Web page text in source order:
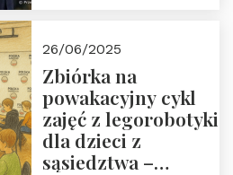
26/06/2025
Zbiórka na
powakacyjny cykl
zajęć z legorobotyki
dla dzieci z
sąsiedztwa –